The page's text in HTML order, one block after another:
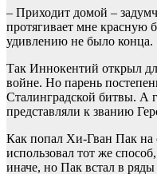
– Приходит домой –
протягивает мне красную
удивлению не было конца.
Так Иннокентий открыл
войне. Но парень
Сталинградской битвы. А
представляли к званию
Как попал Хи-Гван Пак на
использовал тот же
иначе, но Пак встал в